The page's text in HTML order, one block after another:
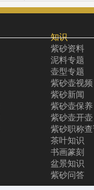
知识
紫砂资料
泥料专题
壶型专题
紫砂壶视频
紫砂新闻
紫砂壶保养
紫砂壶开壶
紫砂职称
茶叶知识
书画篆刻
盆景知识
紫砂问答